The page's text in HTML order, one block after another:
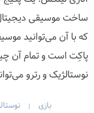
ساخت موسیقی دیجیتال
پاکِت است و تمام آن
نوستالژیک و رترو
بازی |